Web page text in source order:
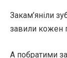
Закам’яніли
завили кожен
А побратими